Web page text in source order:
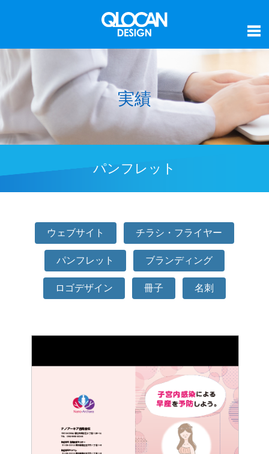
実績
パンフレット
ウェブサイト チラシ・フライヤー
パンフレット ブランディング
ロゴデザイン 冊子 名刺